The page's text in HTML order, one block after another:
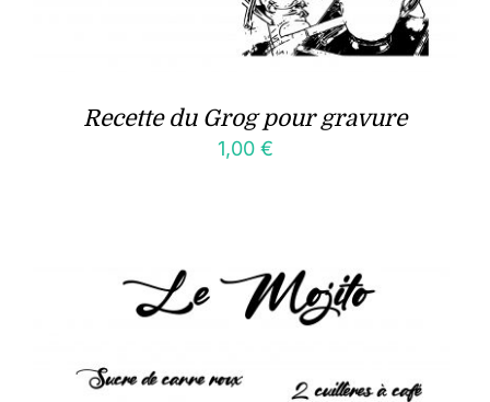
Recette du Grog pour gravure
1,00 €